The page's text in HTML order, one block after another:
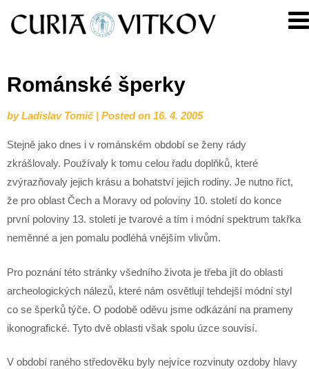
Románské šperky
byLadislav Tomič | Posted on 16. 4. 2005
Stejně jako dnes i v románském období se ženy rády
zkrášlovaly. Používaly k tomu celou řadu doplňků, které
zvýrazňovaly jejich krásu a bohatství jejich rodiny. Je nutno říct,
že pro oblast Čech a Moravy od poloviny 10. století do konce
první poloviny 13. století je tvarové a tím i módní spektrum takřka
neměnné a jen pomalu podléhá vnějším vlivům.
Pro poznání této stránky všedního života je třeba jít do oblasti
archeologických nálezů, které nám osvětlují tehdejší módní styl
co se šperků týče. O podobě oděvu jsme odkázání na prameny
ikonografické. Tyto dvě oblasti však spolu úzce souvisí.
V období raného středověku byly nejvíce rozvinuty ozdoby hlavy